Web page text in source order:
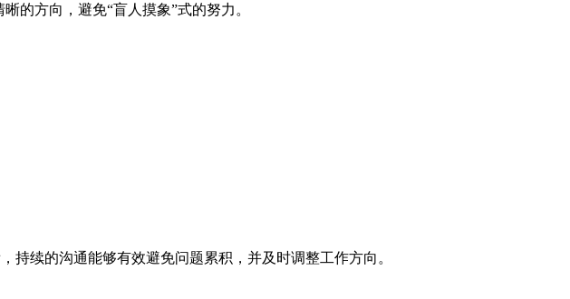
的方向，避免“盲人摸象”式的努力。
续的沟通能够有效避免问题累积，并及时调整工作方向。